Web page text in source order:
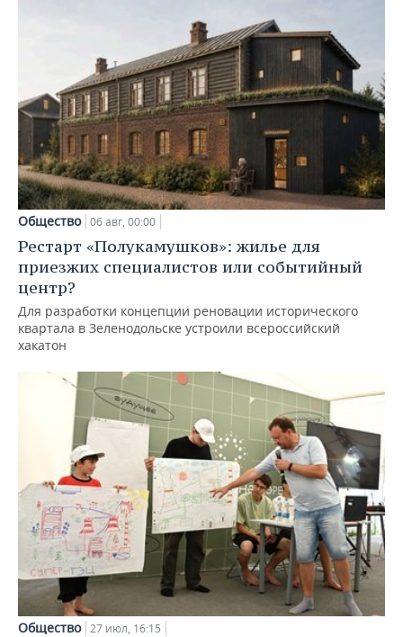
Общество 06 авг, 00:00
Рестарт «Полукамушков»: жилье для
приезжих специалистов или событийный
центр?
Для разработки концепции реновации исторического
квартала в Зеленодольске устроили всероссийский
хакатон
Общество 27 июл, 16:15